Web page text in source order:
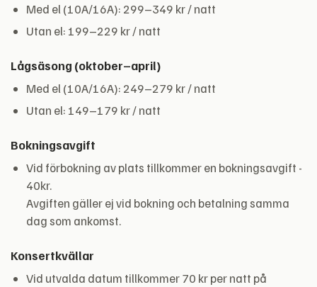
Med el (10A/16A): 299–349 kr / natt
Utan el: 199–229 kr / natt
Lågsäsong (oktober–april)
Med el (10A/16A): 249–279 kr / natt
Utan el: 149–179 kr / natt
Bokningsavgift
Vid förbokning av plats tillkommer en bokningsavgift -
40kr.
Avgiften gäller ej vid bokning och betalning samma
dag som ankomst.
Konsertkvällar
Vid utvalda datum tillkommer 70 kr per natt på